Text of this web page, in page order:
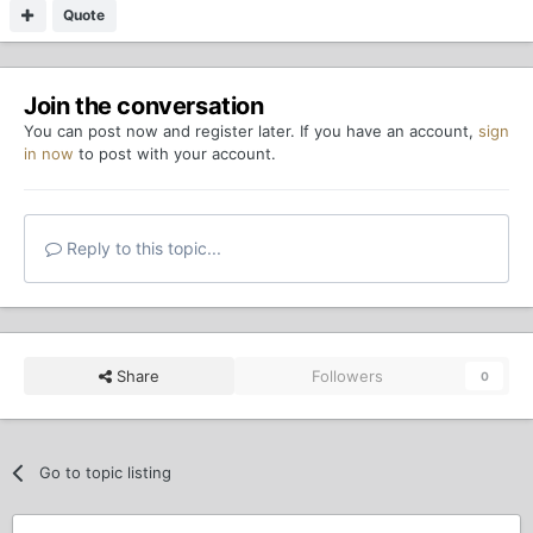
Quote
Join the conversation
You can post now and register later. If you have an account, sign
in now to post with your account.
Reply to this topic...
Share Followers 0
Go to topic listing